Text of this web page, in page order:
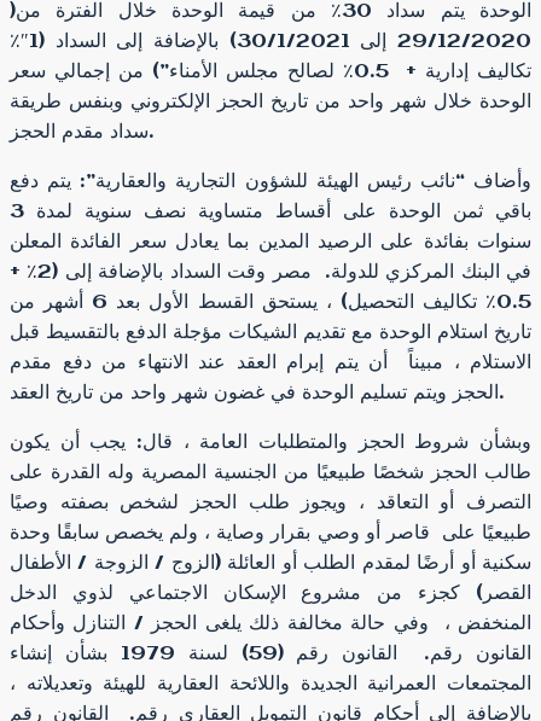
الوحدة يتم سداد 30٪ من قيمة الوحدة خلال الفترة من(
29/12/2020 إلى 30/1/2021) بالإضافة إلى السداد (1″٪
تكاليف إدارية + 0.5٪ لصالح مجلس الأمناء”) من إجمالي سعر
الوحدة خلال شهر واحد من تاريخ الحجز الإلكتروني وبنفس طريقة
سداد مقدم الحجز.
وأضاف “نائب رئيس الهيئة للشؤون التجارية والعقارية”: يتم دفع
باقي ثمن الوحدة على أقساط متساوية نصف سنوية لمدة 3
سنوات بفائدة على الرصيد المدين بما يعادل سعر الفائدة المعلن
في البنك المركزي للدولة. مصر وقت السداد بالإضافة إلى (2٪ +
0.5٪ تكاليف التحصيل) ، يستحق القسط الأول بعد 6 أشهر من
تاريخ استلام الوحدة مع تقديم الشيكات مؤجلة الدفع بالتقسيط قبل
الاستلام ، مبيناً أن يتم إبرام العقد عند الانتهاء من دفع مقدم
الحجز ويتم تسليم الوحدة في غضون شهر واحد من تاريخ العقد.
وبشأن شروط الحجز والمتطلبات العامة ، قال: يجب أن يكون
طالب الحجز شخصًا طبيعيًا من الجنسية المصرية وله القدرة على
التصرف أو التعاقد ، ويجوز طلب الحجز لشخص بصفته وصيًا
طبيعيًا على قاصر أو وصي بقرار وصاية ، ولم يخصص سابقًا وحدة
سكنية أو أرضًا لمقدم الطلب أو العائلة (الزوج / الزوجة / الأطفال
القصر) كجزء من مشروع الإسكان الاجتماعي لذوي الدخل
المنخفض ، وفي حالة مخالفة ذلك يلغى الحجز / التنازل وأحكام
القانون رقم. القانون رقم (59) لسنة 1979 بشأن إنشاء
المجتمعات العمرانية الجديدة واللائحة العقارية للهيئة وتعديلاته ،
بالإضافة إلى أحكام قانون التمويل العقاري رقم. القانون رقم